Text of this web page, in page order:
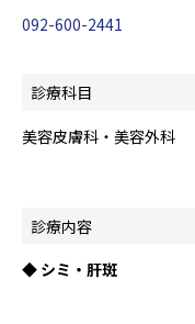
092-600-2441
診療科目
美容皮膚科・美容外科
診療内容
◆ シミ・肝斑